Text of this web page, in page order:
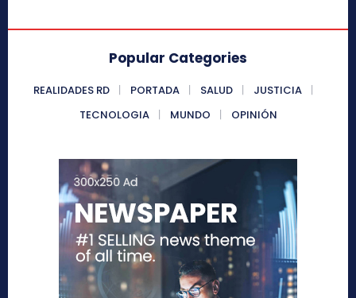
Popular Categories
REALIDADES RD PORTADA SALUD
JUSTICIA
TECNOLOGIA
MUNDO OPINIÓN